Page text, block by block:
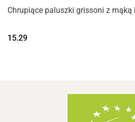
Chrupiące paluszki grissoni z mąką
15.29